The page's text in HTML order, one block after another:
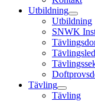
Utbildning
Utbildning
SNWK
Tävling
Tävling